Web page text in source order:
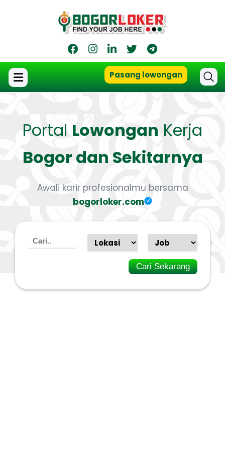
Pasang lowongan
Portal Lowongan Kerja
Bogor dan Sekitarnya
Awali karir profesionalmu bersama
bogorloker.com
Cari Sekarang